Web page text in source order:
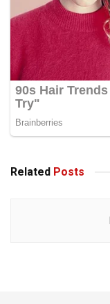
Related Posts